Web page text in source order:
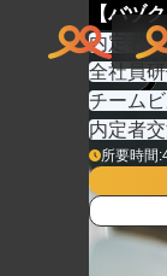
TOP > 研
【バヅ
内定者
全社員
チーム
内定者
所要時間: